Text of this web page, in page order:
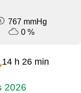
767 mmHg
0 %
14 h 26 min
2026